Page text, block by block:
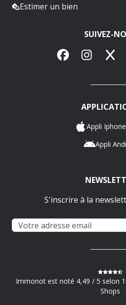
Estimer un bien
SUIVEZ-
FacebookInstagram
X
Appli
Appli
S'inscrire à la
Immonot est noté 4,49 / 5 selon
Shops